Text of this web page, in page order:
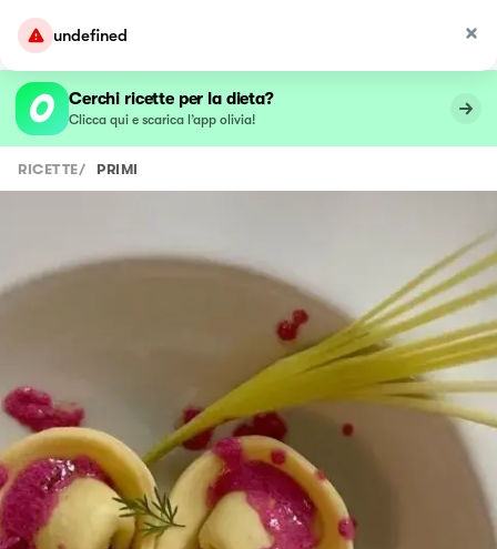
undefined
Cerchi ricette per la dieta?
Clicca qui e scarica l’app olivia!
RICETTE/ PRIMI